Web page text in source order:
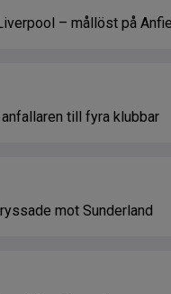
– mållöst på
till fyra klubbar
mot Sunderland